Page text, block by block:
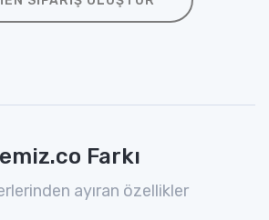
Farkı
ayıran özellikler